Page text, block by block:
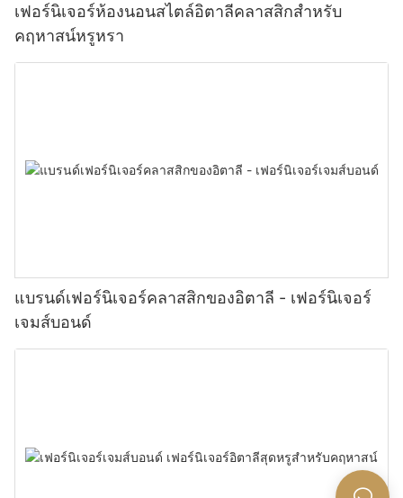
เฟอร์นิเจอร์ห้องนอนสไตล์อิตาลีคลาสสิกสำหรับ
คฤหาสน์หรูหรา
แบรนด์เฟอร์นิเจอร์คลาสสิกของอิตาลี - เฟอร์นิเจอร์
เจมส์บอนด์